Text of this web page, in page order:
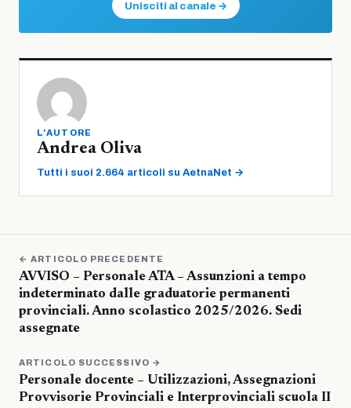
Unisciti al canale →
L'AUTORE
Andrea Oliva
Tutti i suoi 2.664 articoli su AetnaNet →
← ARTICOLO PRECEDENTE
AVVISO – Personale ATA – Assunzioni a tempo
indeterminato dalle graduatorie permanenti
provinciali. Anno scolastico 2025/2026. Sedi
assegnate
ARTICOLO SUCCESSIVO →
Personale docente – Utilizzazioni, Assegnazioni
Provvisorie Provinciali e Interprovinciali scuola II